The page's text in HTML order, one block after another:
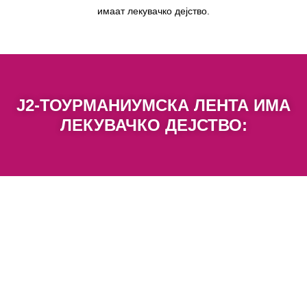
имаат лекувачко дејство.
J2-ТОУРМАНИУМСКА ЛЕНТА ИМА
ЛЕКУВАЧКО ДЕЈСТВО: